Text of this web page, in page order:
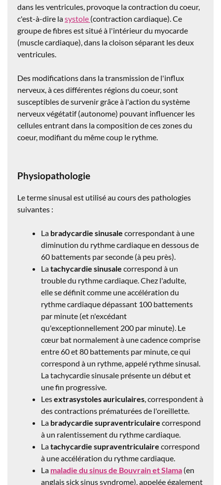
dans les ventricules, provoque la contraction du coeur,
c'est-à-dire lasystole (contraction cardiaque). Ce
groupe de fibres est situé à l'intérieur du myocarde
(muscle cardiaque), dans la cloison séparant les deux
ventricules.
Des modifications dans la transmission de l'influx
nerveux, à ces différentes régions du coeur, sont
susceptibles de survenir grâce à l'action du système
nerveux végétatif (autonome) pouvant influencer les
cellules entrant dans la composition de ces zones du
coeur, modifiant du même coup le rythme.
Physiopathologie
Le terme sinusal est utilisé au cours des pathologies
suivantes :
La bradycardie sinusale correspondant à une
diminution du rythme cardiaque en dessous de
60 battements par seconde (à peu près).
Latachycardie sinusale correspond à un
trouble du rythme cardiaque. Chez l'adulte,
elle se définit comme une accélération du
rythme cardiaque dépassant 100 battements
par minute (et n'excédant
qu'exceptionnellement 200 par minute). Le
cœur bat normalement à une cadence comprise
entre 60 et 80 battements par minute, ce qui
correspond à un rythme, appelé rythme sinusal.
La tachycardie sinusale présente un début et
une fin progressive.
Lesextrasystoles auriculaires, correspondent à
des contractions prématurées de l'oreillette.
La bradycardie supraventriculaire correspond
à un ralentissement du rythme cardiaque.
Latachycardie supraventriculaire correspond
à une accélération du rythme cardiaque.
La maladie du sinus de Bouvrain et Slama (en
anglais sick sinus syndrome), appelée également